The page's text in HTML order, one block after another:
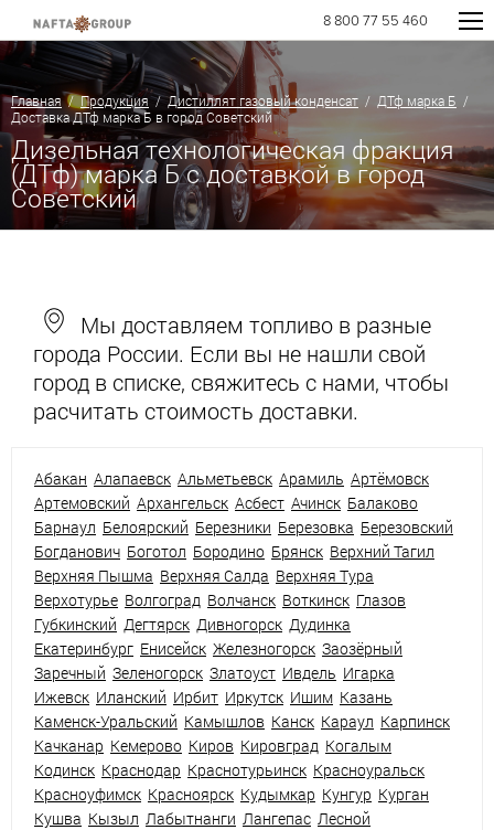
8 800 77 55 460
Главная/Продукция/Дистиллят газовый конденсат / ДТф марка Б /
Доставка ДТф марка Б в город Советский
Дизельная технологическая фракция
(ДТф) марка Б с доставкой в город
Советский
Мы доставляем топливо в разные
города России. Если вы не нашли свой
город в списке, свяжитесь с нами, чтобы
расчитать стоимость доставки.
Абакан Алапаевск Альметьевск Арамиль Артёмовск
Артемовский Архангельск Асбест Ачинск Балаково
Барнаул Белоярский Березники Березовка Березовский
Богданович Боготол Бородино Брянск Верхний Тагил
Верхняя Пышма Верхняя Салда Верхняя Тура
Верхотурье Волгоград Волчанск Воткинск Глазов
Губкинский Дегтярск Дивногорск Дудинка
Екатеринбург Енисейск Железногорск Заозёрный
Заречный Зеленогорск Златоуст Ивдель Игарка
Ижевск Иланский Ирбит Иркутск Ишим Казань
Каменск-Уральский Камышлов Канск Караул Карпинск
Качканар Кемерово Киров Кировград Когалым
Кодинск Краснодар Краснотурьинск Красноуральск
Красноуфимск Красноярск Кудымкар Кунгур Курган
Кушва Кызыл Лабытнанги Лангепас Лесной